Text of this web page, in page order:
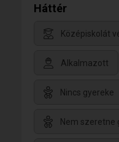
Háttér
Középiskolát
Alkalmazott
Nincs gyereke
Nem szeretne